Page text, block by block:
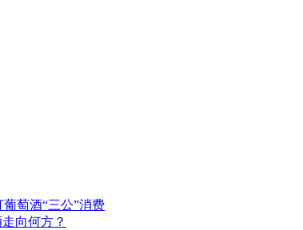
萄酒“三公”消费
向何方？